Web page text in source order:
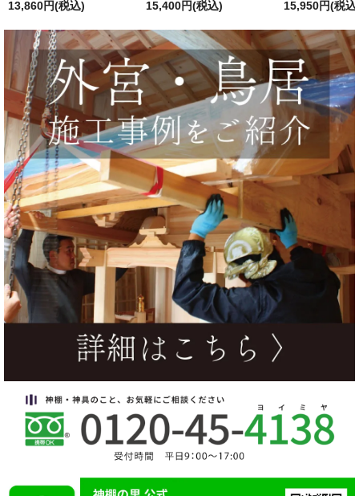
13,860円(税込)
15,400円(税込)
15,950円(税込